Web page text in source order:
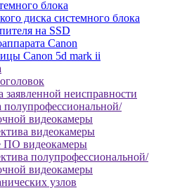
блока
диска системного блока
на SSD
Canon
Canon 5d mark ii
заявленной неисправности
полупрофессиональной/
видеокамеры
видеокамеры
ПО видеокамеры
полупрофессиональной/
видеокамеры
узлов